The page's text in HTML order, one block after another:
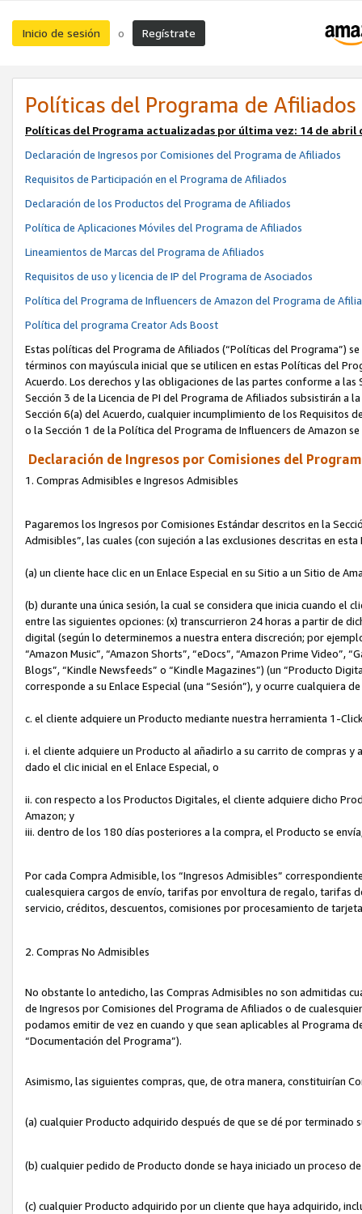
Inicio de sesión o Regístrate
Políticas del Programa de Afiliados
Políticas del Programa actualizadas por última vez: 14 de abril
Declaración de Ingresos por Comisiones del Programa de Afiliados
Requisitos de Participación en el Programa de Afiliados
Declaración de los Productos del Programa de Afiliados
Política de Aplicaciones Móviles del Programa de Afiliados
Lineamientos de Marcas del Programa de Afiliados
Requisitos de uso y licencia de IP del Programa de Asociados
Política del Programa de Influencers de Amazon del Programa de
Política del programa Creator Ads Boost
Estas políticas del Programa de Afiliados (“Políticas del Programa”)
términos con mayúscula inicial que se utilicen en estas Políticas del
Acuerdo. Los derechos y las obligaciones de las partes conforme a
Sección 3 de la Licencia de PI del Programa de Afiliados subsistirán
Sección 6(a) del Acuerdo, cualquier incumplimiento de los Requisitos
o la Sección 1 de la Política del Programa de Influencers de Amazon
Declaración de Ingresos por Comisiones del
1. Compras Admisibles e Ingresos Admisibles
Pagaremos los Ingresos por Comisiones Estándar descritos en la
Admisibles”, las cuales (con sujeción a las exclusiones descritas en
(a) un cliente hace clic en un Enlace Especial en su Sitio a un Sitio de
(b) durante una única sesión, la cual se considera que inicia cuando el
entre las siguientes opciones: (x) transcurrieron 24 horas a partir de
digital (según lo determinemos a nuestra entera discreción; por
“Amazon Music”, “Amazon Shorts”, “eDocs”, “Amazon Prime Video”,
Blogs”, “Kindle Newsfeeds” o “Kindle Magazines”) (un “Producto
corresponde a su Enlace Especial (una “Sesión”), y ocurre cualquiera
c. el cliente adquiere un Producto mediante nuestra herramienta 1-
i. el cliente adquiere un Producto al añadirlo a su carrito de compras
dado el clic inicial en el Enlace Especial, o
ii. con respecto a los Productos Digitales, el cliente adquiere dicho
Amazon; y
iii. dentro de los 180 días posteriores a la compra, el Producto se
Por cada Compra Admisible, los “Ingresos Admisibles”
cualesquiera cargos de envío, tarifas por envoltura de regalo, tarifas
servicio, créditos, descuentos, comisiones por procesamiento de
2. Compras No Admisibles
No obstante lo antedicho, las Compras Admisibles no son admitidas
de Ingresos por Comisiones del Programa de Afiliados o de
podamos emitir de vez en cuando y que sean aplicables al Programa
“Documentación del Programa”).
Asimismo, las siguientes compras, que, de otra manera, constituirían
(a) cualquier Producto adquirido después de que se dé por terminado
(b) cualquier pedido de Producto donde se haya iniciado un proceso
(c) cualquier Producto adquirido por un cliente que haya adquirido,